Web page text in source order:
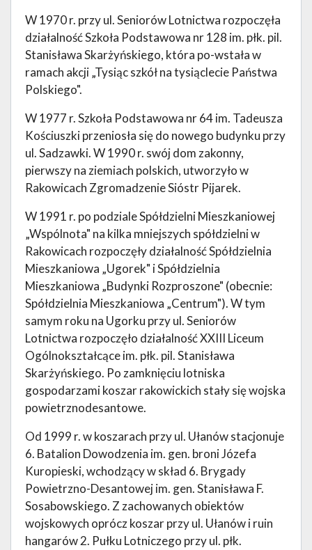
W 1970 r. przy ul. Seniorów Lotnictwa rozpoczęła
działalność Szkoła Podstawowa nr 128 im. płk. pil.
Stanisława Skarżyńskiego, która po-wstała w
ramach akcji „Tysiąc szkół na tysiąclecie Państwa
Polskiego".
W 1977 r. Szkoła Podstawowa nr 64 im. Tadeusza
Kościuszki przeniosła się do nowego budynku przy
ul. Sadzawki. W 1990 r. swój dom zakonny,
pierwszy na ziemiach polskich, utworzyło w
Rakowicach Zgromadzenie Sióstr Pijarek.
W 1991 r. po podziale Spółdzielni Mieszkaniowej
„Wspólnota" na kilka mniejszych spółdzielni w
Rakowicach rozpoczęły działalność Spółdzielnia
Mieszkaniowa „Ugorek" i Spółdzielnia
Mieszkaniowa „Budynki Rozproszone" (obecnie:
Spółdzielnia Mieszkaniowa „Centrum"). W tym
samym roku na Ugorku przy ul. Seniorów
Lotnictwa rozpoczęło działalność XXIII Liceum
Ogólnokształcące im. płk. pil. Stanisława
Skarżyńskiego. Po zamknięciu lotniska
gospodarzami koszar rakowickich stały się wojska
powietrznodesantowe.
Od 1999 r. w koszarach przy ul. Ułanów stacjonuje
6. Batalion Dowodzenia im. gen. broni Józefa
Kuropieski, wchodzący w skład 6. Brygady
Powietrzno-Desantowej im. gen. Stanisława F.
Sosabowskiego. Z zachowanych obiektów
wojskowych oprócz koszar przy ul. Ułanów i ruin
hangarów 2. Pułku Lotniczego przy ul. płk.